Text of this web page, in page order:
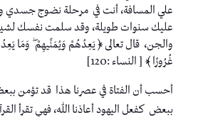
علي المسافة، أنت في مرحلة نضوج جسدي
عليك سنوات طويلة، وقد سلمت نفسك
والجن، قال تعالى ﴿ يَعِدُهُمْ وَيُمَنِّيهِمْ ۖ وَمَا
غُرُورًا ﴾ [ النساء :120]
أحسب أن الفتاة في عصرنا هذا قد تؤمن
ببعض كفعل اليهود أعاذنا الله، فهي تقرأ